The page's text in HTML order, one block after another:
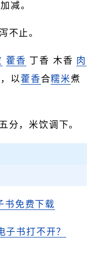
减。
不止。
藿香 丁香 木香 肉
以藿香合糯米煮
五分，米饮调下。
书免费下载
子书打不开？